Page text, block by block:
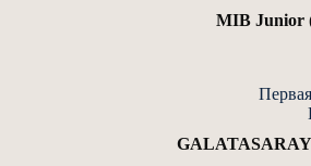
MIB Junior
GALATASARAY